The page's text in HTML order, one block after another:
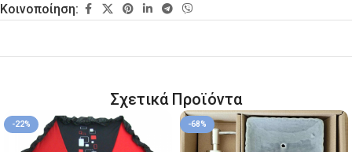
Κοινοποίηση:
Σχετικά Προϊόντα
-22% -68%